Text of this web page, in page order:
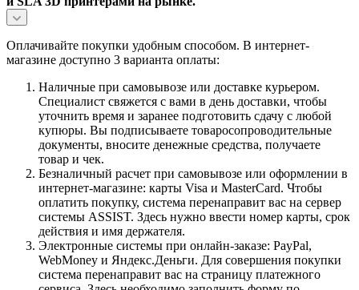
Оплачивайте покупки удобным способом. В интернет-
магазине доступно 3 варианта оплаты:
Наличные при самовывозе или доставке курьером.
Специалист свяжется с вами в день доставки, чтобы
уточнить время и заранее подготовить сдачу с любой
купюры. Вы подписываете товаросопроводительные
документы, вносите денежные средства, получаете
товар и чек.
Безналичный расчет при самовывозе или оформлении в
интернет-магазине: карты Visa и MasterCard. Чтобы
оплатить покупку, система перенаправит вас на сервер
системы ASSIST. Здесь нужно ввести номер карты, срок
действия и имя держателя.
Электронные системы при онлайн-заказе: PayPal,
WebMoney и Яндекс.Деньги. Для совершения покупки
система перенаправит вас на страницу платежного